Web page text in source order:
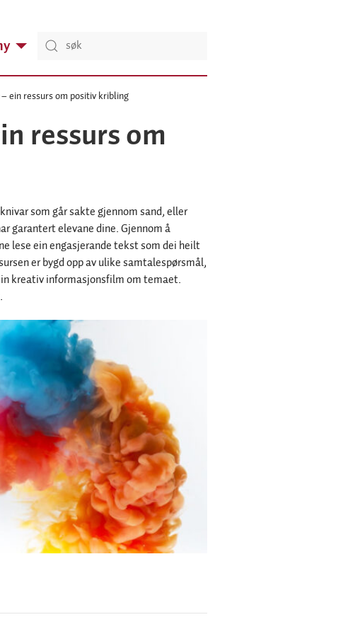
ein ressurs om positiv kribling
ressurs om
som går sakte gjennom sand, eller
garantert elevane dine. Gjennom å
lese ein engasjerande tekst som dei heilt
er bygd opp av ulike samtalespørsmål,
kreativ informasjonsfilm om temaet.